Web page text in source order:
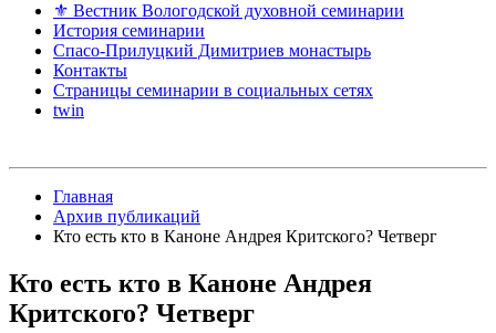
⚜ Вестник Вологодской духовной семинарии
История семинарии
Спасо-Прилуцкий Димитриев монастырь
Контакты
Страницы семинарии в социальных сетях
twin
Главная
Архив публикаций
Кто есть кто в Каноне Андрея Критского? Четверг
Кто есть кто в Каноне Андрея
Критского? Четверг